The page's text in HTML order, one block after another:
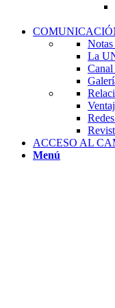
Notas
La
ACCESO AL
Menú